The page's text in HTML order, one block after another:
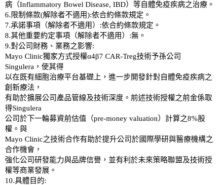
病（Inflammatory Bowel Disease, IBD）等自體免疫疾病之治療。
6.限制條款(解除者不適用):依合約條款規定。
7.承諾事項（解除者不適用）:依合約條款規定。
8.其他重要約定事項（解除者不適用）:無。
9.對公司財務、業務之影響:
Mayo Clinic獨家方式授權α4β7 CAR-Treg技術予孫公司
Singulera，使其得
以在既有細胞治療平台基礎上，進一步開發針對自體免疫疾病之
創新療法，
有助於擴展公司產品管線及技術深度。前述技術授權之前金係取
得Singulera
公司於下一輪募資前估值（pre-money valuation）計算之8%股
權。與
Mayo Clinic之技術合作有助於提升公司於國際學研與醫療機構之
合作機會，
強化公司研發能力與品牌信譽，並有利於未來策略聯盟及技術授
權等商業發展。
10.具體目的: